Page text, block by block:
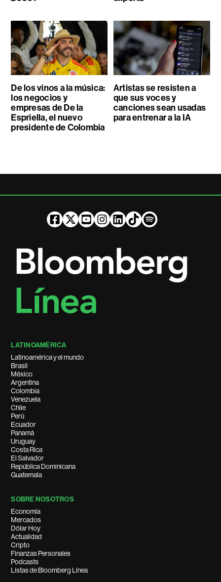
De los vinos a la música:
los negocios y
empresas de De la
Espriella, el nuevo
presidente de Colombia
Artistas se resisten a
que sus voces y
canciones sean usadas
para entrenar a la IA
LATINOAMÉRICA
Latinoamérica y el mundo
Brasil
México
Argentina
Colombia
Venezuela
Chile
Perú
Ecuador
Panamá
Uruguay
Costa Rica
El Salvador
República Dominicana
Guatemala
SOBRE NOSOTROS
Economía
Mercados
Dólar Hoy
Actualidad
Cripto
Finanzas Personales
Podcasts
Listas de Bloomberg Línea